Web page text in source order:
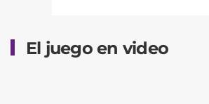
El juego en video